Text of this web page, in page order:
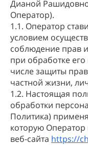
Дианой
Оператор).
1.1. Оператор
условием
соблюдение прав
при обработке
числе защиты
частной жизни,
1.2. Настоящая
обработки
Политика)
которую Оператор
веб-сайта https://